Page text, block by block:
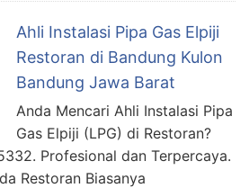
Ahli Instalasi Pipa Gas Elpiji
Restoran di Bandung Kulon
Bandung Jawa Barat
Anda Mencari Ahli Instalasi Pipa
Gas Elpiji (LPG) di Restoran?
Profesional dan Terpercaya.
Restoran Biasanya